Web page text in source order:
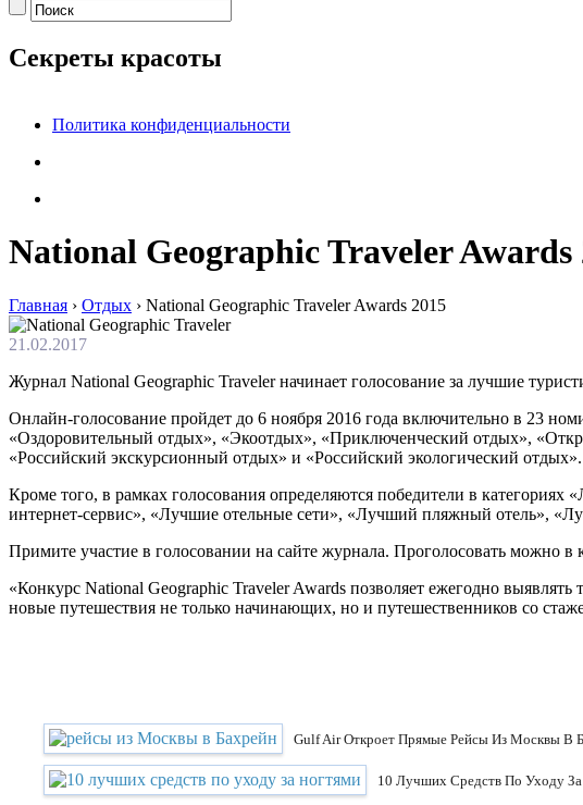
Секреты красоты
Политика конфиденциальности
Nаtional Geographic Traveler Awards
Главная › Отдых › Nаtional Geographic Traveler Awards 2015
21.02.2017
Журнал National Geographic Traveler начинает голосование за лучшие
Онлайн-голосование пройдет до 6 ноября 2016 года включительно в 23
«Оздоровительный отдых», «Экоотдых», «Приключенческий отдых»,
«Российский экскурсионный отдых» и «Российский экологический отдых».
Кроме того, в рамках голосования определяются победители в
интернет-сервис», «Лучшие отельные сети», «Лучший пляжный отель»,
Примите участие в голосовании на сайте журнала. Проголосовать
«Конкурс National Geographic Traveler Awards позволяет ежегодно
новые путешествия не только начинающих, но и путешественников со
Gulf Air Откроет Прямые Рейсы Из Москвы В
10 Лучших Средств По Уходу